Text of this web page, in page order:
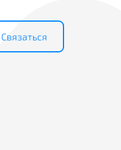
Связаться